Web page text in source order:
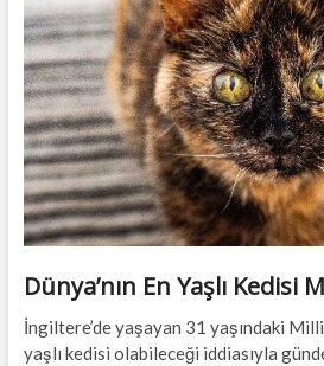
Dünya’nın En Yaşlı Kedisi
İngiltere’de yaşayan 31 yaşındaki
yaşlı kedisi olabileceği iddiasıyla